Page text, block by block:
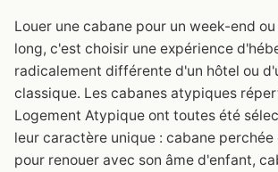
Louer une cabane pour un week-end
long, c'est choisir une expérience
radicalement différente d'un hôtel ou
classique. Les cabanes atypiques
Logement Atypique ont toutes été
leur caractère unique : cabane perchée
pour renouer avec son âme d'enfant,